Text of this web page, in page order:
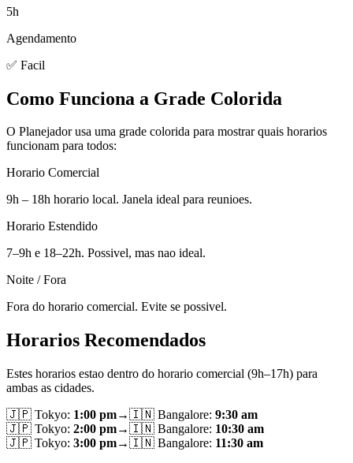
5h
Agendamento
✅ Facil
Como Funciona a Grade Colorida
O Planejador usa uma grade colorida para mostrar quais horarios
funcionam para todos:
Horario Comercial
9h – 18h horario local. Janela ideal para reunioes.
Horario Estendido
7–9h e 18–22h. Possivel, mas nao ideal.
Noite / Fora
Fora do horario comercial. Evite se possivel.
Horarios Recomendados
Estes horarios estao dentro do horario comercial (9h–17h) para
ambas as cidades.
🇯🇵 Tokyo: 1:00 pm→🇮🇳 Bangalore: 9:30 am
🇯🇵 Tokyo: 2:00 pm→🇮🇳 Bangalore: 10:30 am
🇯🇵 Tokyo: 3:00 pm→🇮🇳 Bangalore: 11:30 am